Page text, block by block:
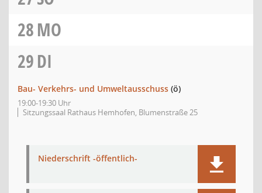
28MO
29DI
Bau- Verkehrs- und Umweltausschuss (ö)
19:00-19:30 Uhr
Sitzungssaal Rathaus Hemhofen, Blumenstraße 25
Niederschrift -öffentlich-